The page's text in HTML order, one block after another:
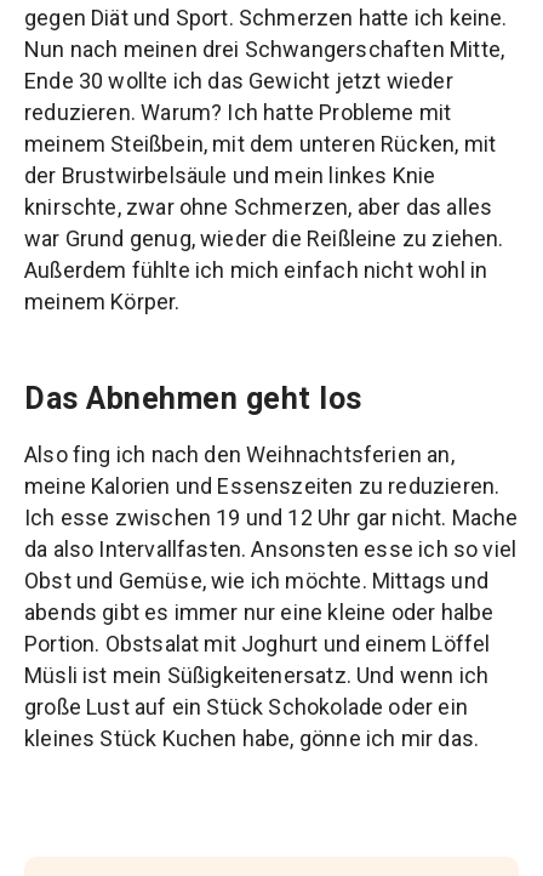
gegen Diät und Sport. Schmerzen hatte ich keine.
Nun nach meinen drei Schwangerschaften Mitte,
Ende 30 wollte ich das Gewicht jetzt wieder
reduzieren. Warum? Ich hatte Probleme mit
meinem Steißbein, mit dem unteren Rücken, mit
der Brustwirbelsäule und mein linkes Knie
knirschte, zwar ohne Schmerzen, aber das alles
war Grund genug, wieder die Reißleine zu ziehen.
Außerdem fühlte ich mich einfach nicht wohl in
meinem Körper.
Das Abnehmen geht los
Also fing ich nach den Weihnachtsferien an,
meine Kalorien und Essenszeiten zu reduzieren.
Ich esse zwischen 19 und 12 Uhr gar nicht. Mache
da also Intervallfasten. Ansonsten esse ich so viel
Obst und Gemüse, wie ich möchte. Mittags und
abends gibt es immer nur eine kleine oder halbe
Portion. Obstsalat mit Joghurt und einem Löffel
Müsli ist mein Süßigkeitenersatz. Und wenn ich
große Lust auf ein Stück Schokolade oder ein
kleines Stück Kuchen habe, gönne ich mir das.